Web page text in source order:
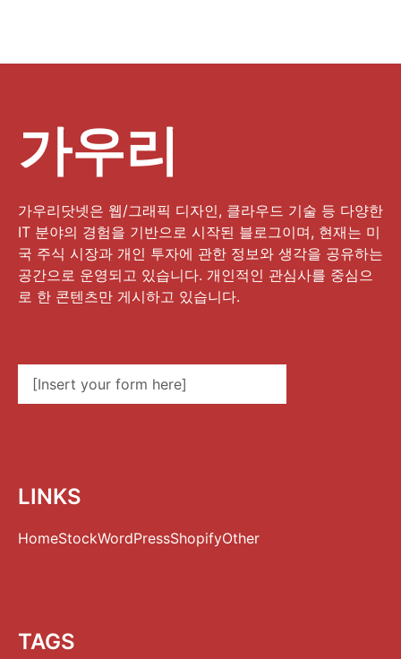
가우리
가우리닷넷은 웹/그래픽 디자인, 클라우드 기술 등 다양한
IT 분야의 경험을 기반으로 시작된 블로그이며, 현재는 미
국 주식 시장과 개인 투자에 관한 정보와 생각을 공유하는
공간으로 운영되고 있습니다. 개인적인 관심사를 중심으
로 한 콘텐츠만 게시하고 있습니다.
[Insert your form here]
LINKS
HomeStockWordPressShopifyOther
TAGS